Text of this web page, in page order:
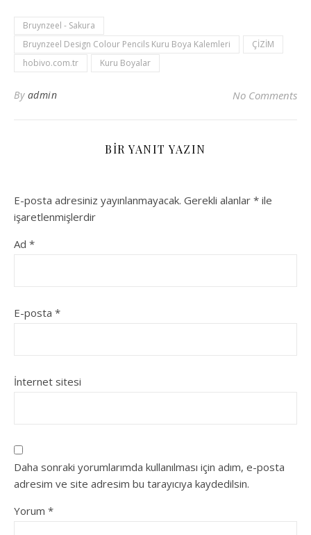
Bruynzeel - Sakura
Bruynzeel Design Colour Pencils Kuru Boya Kalemleri
ÇİZİM
hobivo.com.tr
Kuru Boyalar
By admin No Comments
BIR YANIT YAZIN
E-posta adresiniz yayınlanmayacak. Gerekli alanlar * ile
işaretlenmişlerdir
Ad *
E-posta *
İnternet sitesi
Daha sonraki yorumlarımda kullanılması için adım, e-posta
adresim ve site adresim bu tarayıcıya kaydedilsin.
Yorum *